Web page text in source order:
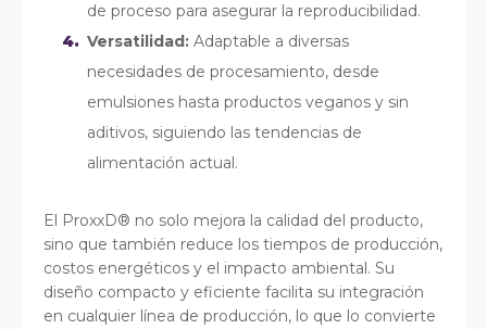
de proceso para asegurar la reproducibilidad.
Versatilidad: Adaptable a diversas
necesidades de procesamiento, desde
emulsiones hasta productos veganos y sin
aditivos, siguiendo las tendencias de
alimentación actual.
El ProxxD® no solo mejora la calidad del producto,
sino que también reduce los tiempos de producción,
costos energéticos y el impacto ambiental. Su
diseño compacto y eficiente facilita su integración
en cualquier línea de producción, lo que lo convierte